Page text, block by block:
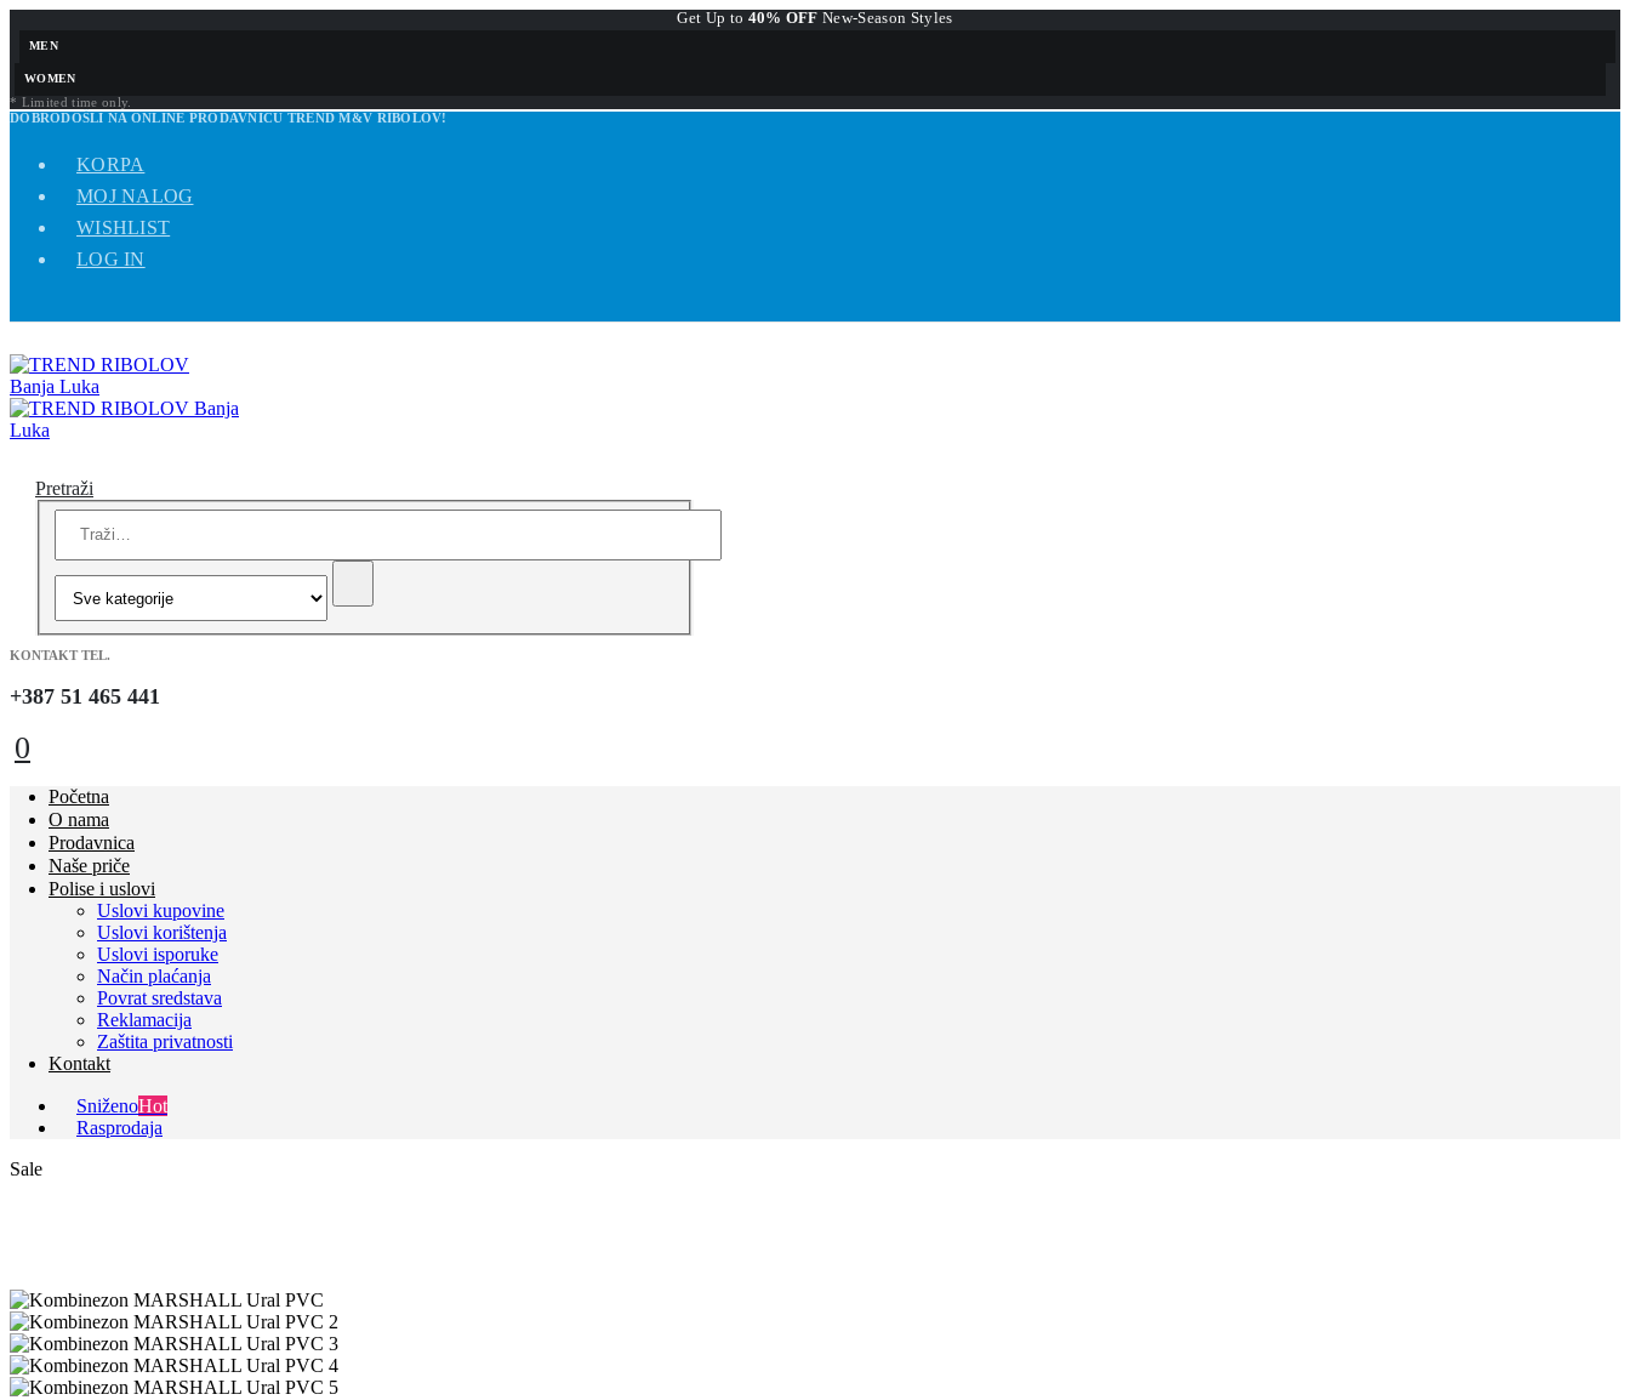
Get Up to 40% OFF New-Season Styles
MEN
WOMEN
* Limited time only.
DOBRODOŠLI NA ONLINE PRODAVNICU TREND M&V RIBOLOV!
KORPA
MOJ NALOG
WISHLIST
LOG IN
Pretraži
KONTAKT TEL.
+387 51 465 441
0
Početna
O nama
Prodavnica
Naše priče
Polise i uslovi
Uslovi kupovine
Uslovi korištenja
Uslovi isporuke
Način plaćanja
Povrat sredstava
Reklamacija
Zaštita privatnosti
Kontakt
SniženoHot
Rasprodaja
Sale